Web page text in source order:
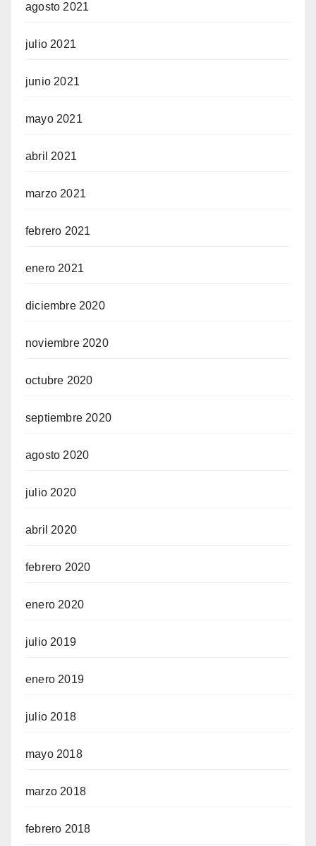
agosto 2021
julio 2021
junio 2021
mayo 2021
abril 2021
marzo 2021
febrero 2021
enero 2021
diciembre 2020
noviembre 2020
octubre 2020
septiembre 2020
agosto 2020
julio 2020
abril 2020
febrero 2020
enero 2020
julio 2019
enero 2019
julio 2018
mayo 2018
marzo 2018
febrero 2018